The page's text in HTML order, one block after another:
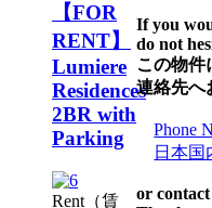
【FOR
RENT】
Lumiere
Residences
2BR with
Parking
Rent（賃
If you
do not
この物件
連絡先へ
Phone
日本国
or